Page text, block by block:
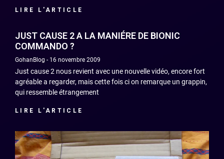
LIRE L'ARTICLE
JUST CAUSE 2 A LA MANIÉRE DE BIONIC
COMMANDO ?
GohanBlog 16 novembre 2009
Just cause 2 nous revient avec une nouvelle vidéo, encore fort
agréable a regarder, mais cette fois ci on remarque un grappin,
qui ressemble étrangement
LIRE L'ARTICLE